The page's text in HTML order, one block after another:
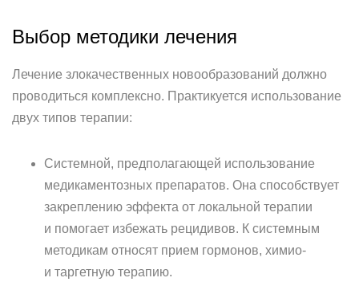
Выбор методики лечения
Лечение злокачественных новообразований должно
проводиться комплексно. Практикуется использование
двух типов терапии:
Системной, предполагающей использование
медикаментозных препаратов. Она способствует
закреплению эффекта от локальной терапии
и помогает избежать рецидивов. К системным
методикам относят прием гормонов, химио-
и таргетную терапию.